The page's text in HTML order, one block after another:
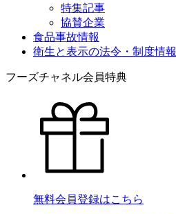
特集記事
協賛企業
食品事故情報
衛生と表示の法令・制度情報
フーズチャネル会員特典
無料会員登録はこちら